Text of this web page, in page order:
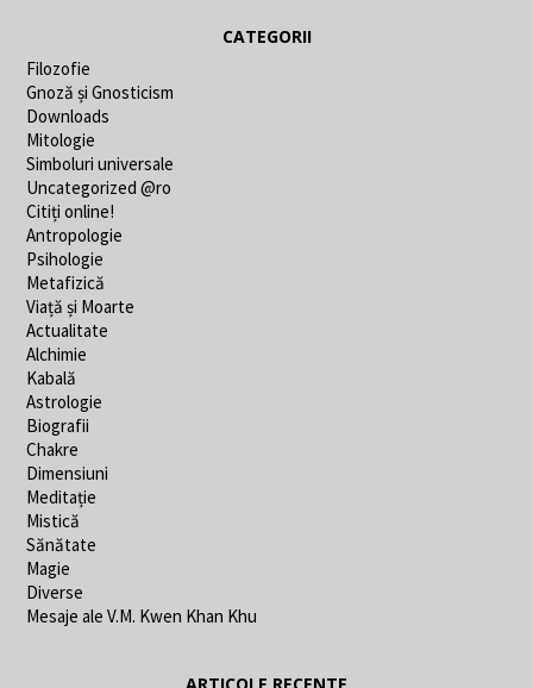
CATEGORII
Filozofie
Gnoză și Gnosticism
Downloads
Mitologie
Simboluri universale
Uncategorized @ro
Citiți online!
Antropologie
Psihologie
Metafizică
Viață și Moarte
Actualitate
Alchimie
Kabală
Astrologie
Biografii
Chakre
Dimensiuni
Meditație
Mistică
Sănătate
Magie
Diverse
Mesaje ale V.M. Kwen Khan Khu